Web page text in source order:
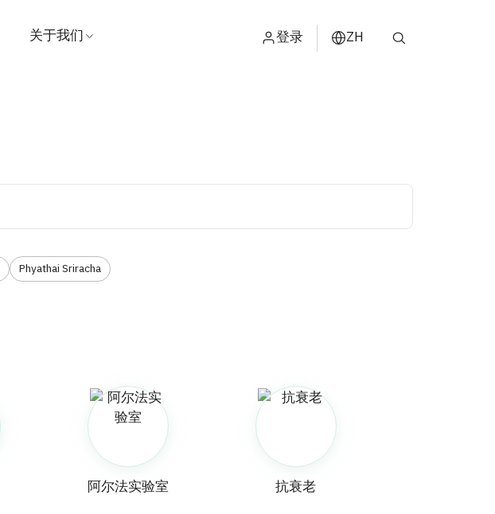
关于我们
消息
登录
ZH
Phyathai Sriracha
阿尔法实验室 抗衰老